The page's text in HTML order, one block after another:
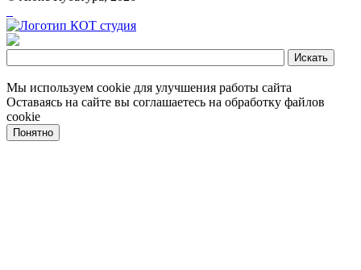
Мы используем cookie для улучшения работы сайта
Оставаясь на сайте вы соглашаетесь на обработку файлов
cookie
Понятно